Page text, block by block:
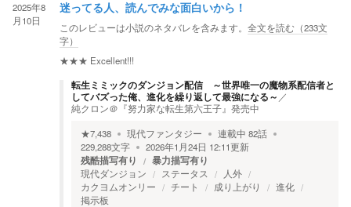
2025年8
月10日
迷ってる人、読んでみな面白いから！
このレビューは小説のネタバレを含みます。 全文を読む（233文
字）
★★★ Excellent!!!
転生ミミックのダンジョン配信 ～世界唯一の魔物系配信者と
してバズった俺、進化を繰り返して最強になる～ ／
純クロン＠『努力家な転生第六王子』発売中
★7,438 現代ファンタジー 連載中 82話
229,288文字 2026年1月24日 12:11更新
残酷描写有り 暴力描写有り
現代ダンジョン ステータス
人外
カクヨムオンリー
チート 成り上がり
進化
掲示板